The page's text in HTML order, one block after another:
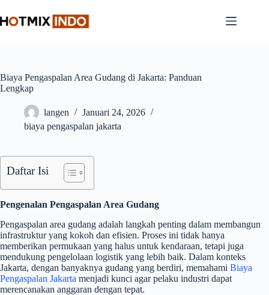
to
content
Biaya Pengaspalan Area Gudang di Jakarta: Panduan
Lengkap
langen
Januari 24, 2026
biaya pengaspalan jakarta
Daftar Isi
Pengenalan Pengaspalan Area Gudang
Pengaspalan area gudang adalah langkah penting dalam membangun
infrastruktur yang kokoh dan efisien. Proses ini tidak hanya
memberikan permukaan yang halus untuk kendaraan, tetapi juga
mendukung pengelolaan logistik yang lebih baik. Dalam konteks
Jakarta, dengan banyaknya gudang yang berdiri, memahami Biaya
Pengaspalan Jakarta menjadi kunci agar pelaku industri dapat
merencanakan anggaran dengan tepat.